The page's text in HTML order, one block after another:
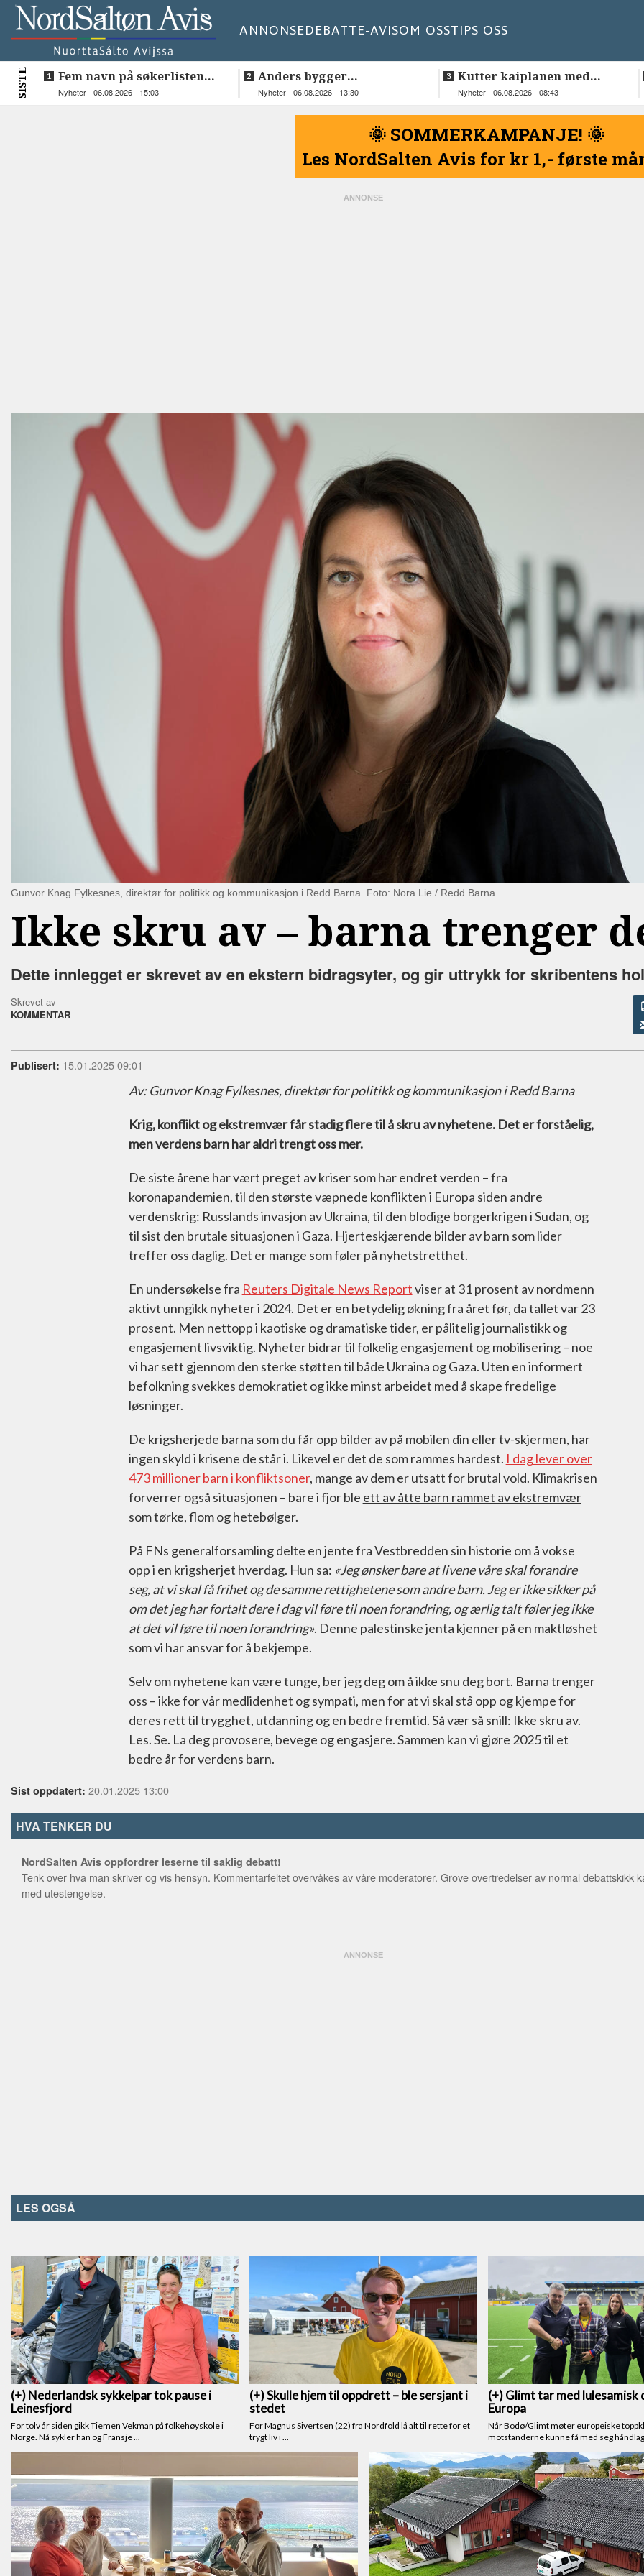
ANNONSEDEBATTE-AVISOM OSSTIPS OSS
SISTE
Fem navn på søkerlisten
til toppjobben i
Nyheter - 06.08.2026 - 15:03
Anders bygger
teknologiselskap fra
Nyheter - 06.08.2026 - 13:30
Kutter kaiplanen med
flere hundre millioner
Nyheter - 06.08.2026 - 08:43
🌞 SOMMERKAMPANJE! 🌞
Les NordSalten Avis for kr 1,- første
Gunvor Knag Fylkesnes, direktør for politikk og kommunikasjon i Redd Barna. Foto: Nora Lie / Redd Barna
Ikke skru av –⁠ barna trenger
Dette innlegget er skrevet av en ekstern bidragsyter, og gir uttrykk for skribentens
Skrevet av
KOMMENTAR
Publisert: 15.01.2025 09:01
Av: Gunvor Knag Fylkesnes, direktør for politikk og kommunikasjon i Redd Barna
Krig, konflikt og ekstremvær får stadig flere til å skru av nyhetene. Det er forståelig,
men verdens barn har aldri trengt oss mer.
De siste årene har vært preget av kriser som har endret verden – fra
koronapandemien, til den største væpnede konflikten i Europa siden andre
verdenskrig: Russlands invasjon av Ukraina, til den blodige borgerkrigen i Sudan, og
til sist den brutale situasjonen i Gaza. Hjerteskjærende bilder av barn som lider
treffer oss daglig. Det er mange som føler på nyhetstretthet.
En undersøkelse fra Reuters Digitale News Reportviser at 31 prosent av nordmenn
aktivt unngikk nyheter i 2024. Det er en betydelig økning fra året før, da tallet var 23
prosent. Men nettopp i kaotiske og dramatiske tider, er pålitelig journalistikk og
engasjement livsviktig. Nyheter bidrar til folkelig engasjement og mobilisering – noe
vi har sett gjennom den sterke støtten til både Ukraina og Gaza. Uten en informert
befolkning svekkes demokratiet og ikke minst arbeidet med å skape fredelige
løsninger.
De krigsherjede barna som du får opp bilder av på mobilen din eller tv-skjermen, har
ingen skyld i krisene de står i. Likevel er det de som rammes hardest. I dag lever over
473 millioner barn i konfliktsoner, mange av dem er utsatt for brutal vold. Klimakrisen
forverrer også situasjonen – bare i fjor ble ett av åtte barn rammet av ekstremvær
som tørke, flom og hetebølger.
På FNs generalforsamling delte en jente fra Vestbredden sin historie om å vokse
opp i en krigsherjet hverdag. Hun sa: «Jeg ønsker bare at livene våre skal forandre
seg, at vi skal få frihet og de samme rettighetene som andre barn. Jeg er ikke sikker på
om det jeg har fortalt dere i dag vil føre til noen forandring, og ærlig talt føler jeg ikke
at det vil føre til noen forandring». Denne palestinske jenta kjenner på en maktløshet
som vi har ansvar for å bekjempe.
Selv om nyhetene kan være tunge, ber jeg deg om å ikke snu deg bort. Barna trenger
oss – ikke for vår medlidenhet og sympati, men for at vi skal stå opp og kjempe for
deres rett til trygghet, utdanning og en bedre fremtid. Så vær så snill: Ikke skru av.
Les. Se. La deg provosere, bevege og engasjere. Sammen kan vi gjøre 2025 til et
bedre år for verdens barn.
Sist oppdatert: 20.01.2025 13:00
HVA TENKER DU
NordSalten Avis oppfordrer leserne til saklig debatt!
Tenk over hva man skriver og vis hensyn. Kommentarfeltet overvåkes av våre moderatorer. Grove overtredelser av normal debattskikk
med utestengelse.
LES OGSÅ